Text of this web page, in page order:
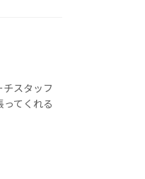
スタッフ
てくれる